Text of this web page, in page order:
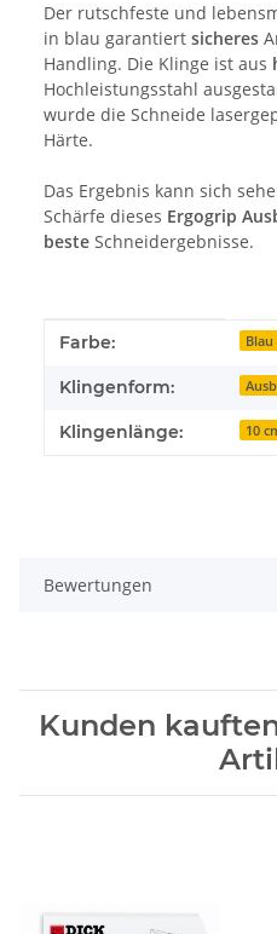
Der rutschfeste und
in blau garantiert sicheres
Handling. Die Klinge ist aus
Hochleistungsstahl
wurde die Schneide
Härte.
Das Ergebnis kann sich
Schärfe dieses Ergogrip
beste Schneidergebnisse.
Produkteigenschaft
Wert
Farbe: Blau
Klingenform:
Klingenlänge: 10
Bewertungen
Kunden